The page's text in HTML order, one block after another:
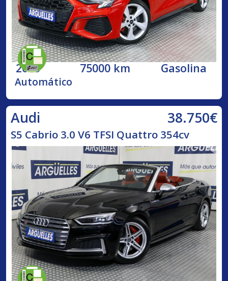
2023 75000 km Gasolina
Automático
Audi 38.750€
S5 Cabrio 3.0 V6 TFSI Quattro 354cv